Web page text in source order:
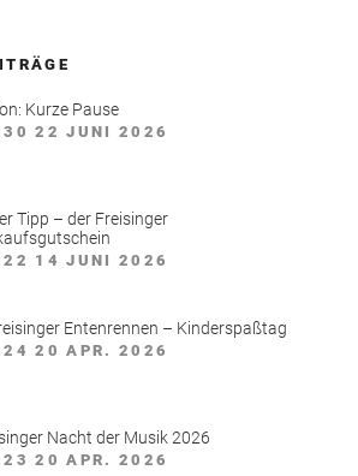
Kurze Pause
22 JUNI 2026
Tipp – der Freisinger
14 JUNI 2026
Entenrennen – Kinderspaßtag
20 APR. 2026
Nacht der Musik 2026
20 APR. 2026